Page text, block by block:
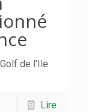
de l’Ile
Lire